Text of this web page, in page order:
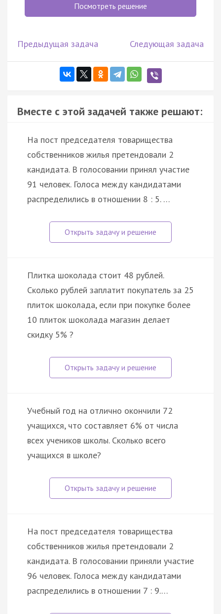
Посмотреть решение
Предыдущая задача Следующая задача
Вместе с этой задачей также решают:
На пост председателя товарищества
собственников жилья претендовали 2
кандидата. В голосовании принял участие
91 человек. Голоса между кандидатами
распределились в отношении 8 : 5. …
Плитка шоколада стоит 48 рублей.
Сколько рублей заплатит покупатель за 25
плиток шоколада, если при покупке более
10 плиток шоколада магазин делает
скидку 5% ?
Учебный год на отлично окончили 72
учащихся, что составляет 6% от числа
всех учеников школы. Сколько всего
учащихся в школе?
На пост председателя товарищества
собственников жилья претендовали 2
кандидата. В голосовании приняли участие
96 человек. Голоса между кандидатами
распределились в отношении 7 : 9.…